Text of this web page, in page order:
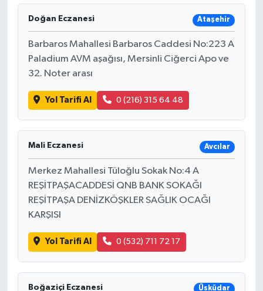
Doğan Eczanesi Ataşehir
Barbaros Mahallesi Barbaros Caddesi No:223 A
Paladium AVM aşağısı, Mersinli Ciğerci Apo ve
32. Noter arası
Yol Tarifi Al 0 (216) 315 64 48
Mali Eczanesi Avcılar
Merkez Mahallesi Tüloğlu Sokak No:4 A
REŞİTPAŞACADDESİ QNB BANK SOKAĞI
REŞİTPAŞA DENİZKÖŞKLER SAĞLIK OCAĞI
KARŞISI
Yol Tarifi Al 0 (532) 711 72 17
Boğaziçi Eczanesi Üsküdar